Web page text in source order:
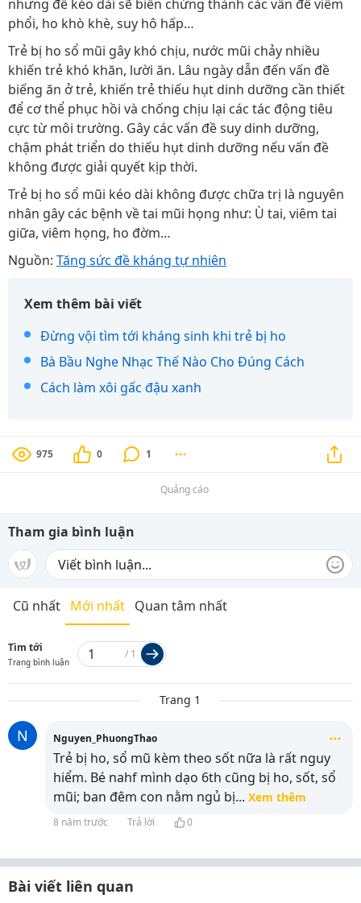
nhưng để kéo dài sẽ biến chứng thành các vấn đề viêm
phổi, ho khò khè, suy hô hấp…
Trẻ bị ho sổ mũi gây khó chịu, nước mũi chảy nhiều
khiến trẻ khó khăn, lười ăn. Lâu ngày dẫn đến vấn đề
biếng ăn ở trẻ, khiến trẻ thiếu hụt dinh dưỡng cần thiết
để cơ thể phục hồi và chống chịu lại các tác động tiêu
cực từ môi trường. Gây các vấn đề suy dinh dưỡng,
chậm phát triển do thiếu hụt dinh dưỡng nếu vấn đề
không được giải quyết kịp thời.
Trẻ bị ho sổ mũi kéo dài không được chữa trị là nguyên
nhân gây các bệnh về tai mũi họng như: Ù tai, viêm tai
giữa, viêm họng, ho đờm…
Nguồn: Tăng sức đề kháng tự nhiên
Xem thêm bài viết
Đừng vội tìm tới kháng sinh khi trẻ bị ho
Bà Bầu Nghe Nhạc Thế Nào Cho Đúng Cách
Cách làm xôi gấc đậu xanh
975 0 1
Quảng cáo
Tham gia bình luận
Cũ nhất Mới nhất Quan tâm nhất
Tìm tới
Trang bình luận
/ 1
Trang 1
N Nguyen_PhuongThao
Trẻ bị ho, sổ mũ kèm theo sốt nữa là rất nguy
hiểm. Bé nahf mình dạo 6th cũng bị ho, sốt, sổ
mũi; ban đêm con nằm ngủ bị... Xem thêm
8 năm trước Trả lời 0
Bài viết liên quan